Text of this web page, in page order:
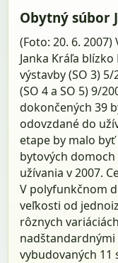
Obytný súbor
(Foto: 20. 6.
Janka Kráľa
výstavby (SO 3)
(SO 4 a SO 5) 9/
dokončených 39
odovzdané do
etape by malo
bytových domoch
užívania v 2007.
V polyfunkčnom
veľkosti od
rôznych
vybudovaných 11